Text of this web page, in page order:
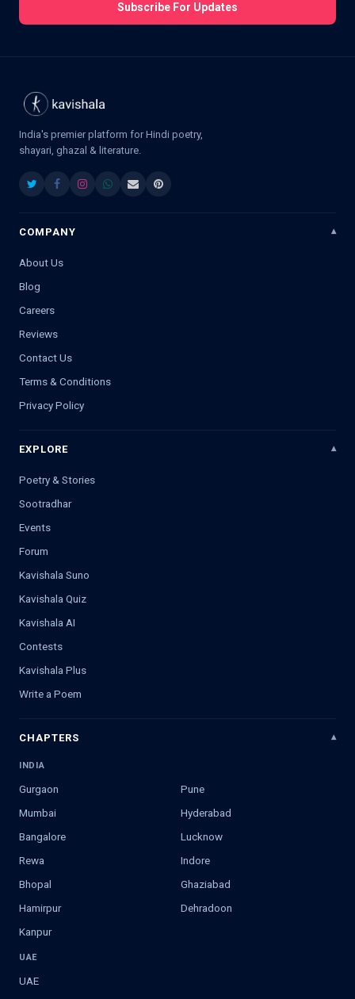
Subscribe For Updates
India's premier platform for Hindi poetry,
shayari, ghazal & literature.
COMPANY
About Us
Blog
Careers
Reviews
Contact Us
Terms & Conditions
Privacy Policy
EXPLORE
Poetry & Stories
Sootradhar
Events
Forum
Kavishala Suno
Kavishala Quiz
Kavishala AI
Contests
Kavishala Plus
Write a Poem
CHAPTERS
INDIA
Gurgaon
Pune
Mumbai
Hyderabad
Bangalore
Lucknow
Rewa
Indore
Bhopal
Ghaziabad
Hamirpur
Dehradoon
Kanpur
UAE
UAE